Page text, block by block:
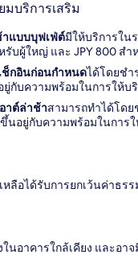
มบริการเสริม
าแบบบุฟเฟ่ต์มีให้บริการใน
รับผู้ใหญ่ และ JPY 800 สำ
ช็กอินก่อนกำหนดได้โดยชำ
ยู่กับความพร้อมในการให้บ
าต์ล่าช้าสามารถทำได้โด
ขึ้นอยู่กับความพร้อมในการ
หลือได้รับการยกเว้นค่าธรร
นอาคารใกล้เคียง และอา